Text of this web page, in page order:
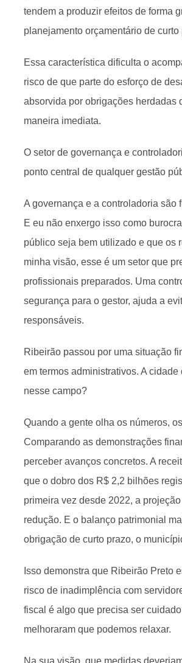
tendem a produzir efeitos de forma
planejamento orçamentário de curto
Essa característica dificulta o
risco de que parte do esforço de
absorvida por obrigações herdadas
maneira imediata.
O setor de governança e
ponto central de qualquer gestão
A governança e a controladoria são
E eu não enxergo isso como
público seja bem utilizado e que os
minha visão, esse é um setor que
profissionais preparados. Uma
segurança para o gestor, ajuda a
responsáveis.
Ribeirão passou por uma situação
em termos administrativos. A
nesse campo?
Quando a gente olha os números,
Comparando as demonstrações
perceber avanços concretos. A
que o dobro dos R$ 2,2 bilhões
primeira vez desde 2022, a
redução. E o balanço patrimonial
obrigação de curto prazo, o
Isso demonstra que Ribeirão Preto
risco de inadimplência com
fiscal é algo que precisa ser
melhoraram que podemos relaxar.
Na sua visão, que medidas